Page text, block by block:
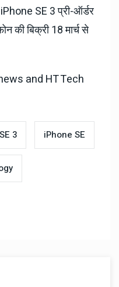
SE 3 प्री-ऑर्डर
की बिक्री 18 मार्च से
and HT Tech
3 iPhone SE